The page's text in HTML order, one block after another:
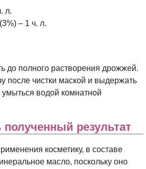
л.
– 1 ч. л.
до полного растворения дрожжей.
после чистки маской и выдержать
умыться водой комнатной
полученный результат
косметику, в составе
масло, поскольку оно